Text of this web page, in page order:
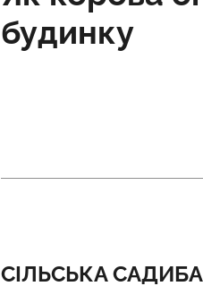
будинку
СІЛЬСЬКА